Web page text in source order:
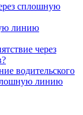
сплошную
линию
через
водительского
линию